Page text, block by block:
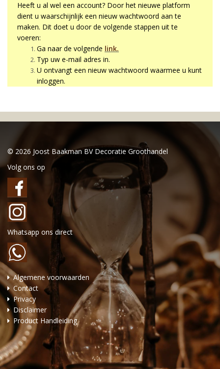
Heeft u al wel een account? Door het nieuwe platform
dient u waarschijnlijk een nieuw wachtwoord aan te
maken. Dit doet u door de volgende stappen uit te
voeren:
Ga naar de volgende link.
Typ uw e-mail adres in.
U ontvangt een nieuw wachtwoord waarmee u kunt
inloggen.
© 2026 Joost Baakman BV Decoratie Groothandel
Volg ons op
Whatsapp ons direct
Algemene voorwaarden
Contact
Privacy
Disclaimer
Product Handleiding